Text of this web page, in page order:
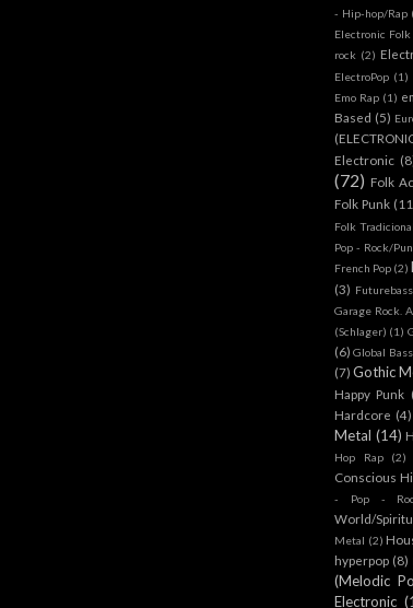
- Hip-hop/Rap
Electronic
rock (2)
ElectroPop (1)
Emo Rap (1)
Based (5)
Electronic
(72) Folk
Folk Punk
Folk Tradicional
Pop - Rock/
French Pop (2)
(3) Futurebass
Garage Rock.
(Schlager) (1)
(6) Global Bass
(7) Gothic
Happy Punk
Hardcore (4)
Metal (14)
Hop Rap
(2)
Conscious
- Pop -
World/
Metal (2)
hyperpop (8)
(Melodic
Electronic